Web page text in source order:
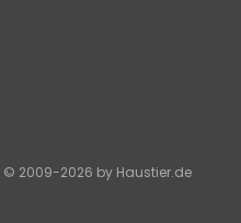
2009-2026 by Haustier.de